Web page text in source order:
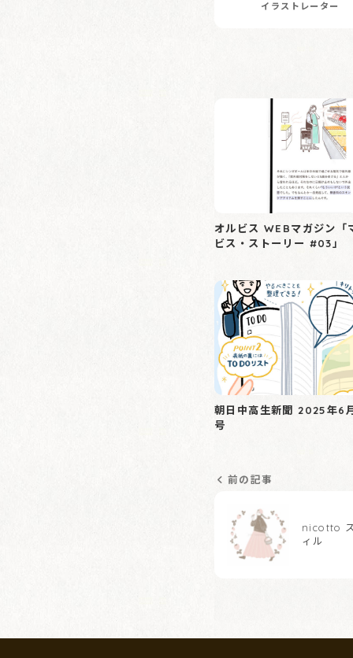
イラストレーター
オルビス WEBマガジン「
ビス・ストーリー #03」
朝日中高生新聞 2025年6
号
前の記事
nicotto
ィル